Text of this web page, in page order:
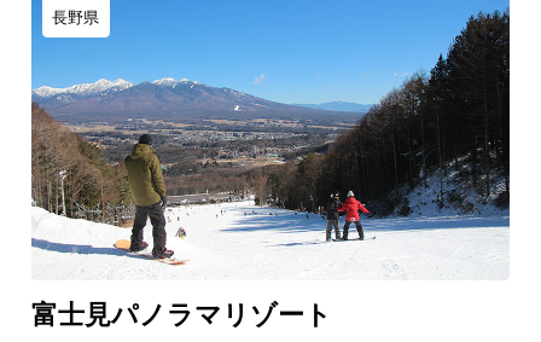
長野県
富士見パノラマリゾート